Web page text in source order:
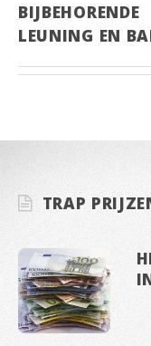
BIJBEHORENDE
LEUNING EN
TRAP